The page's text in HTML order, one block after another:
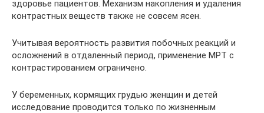
здоровье пациентов. Механизм накопления и удаления
контрастных веществ также не совсем ясен.
Учитывая вероятность развития побочных реакций и
осложнений в отдаленный период, применение МРТ с
контрастированием ограничено.
У беременных, кормящих грудью женщин и детей
исследование проводится только по жизненным